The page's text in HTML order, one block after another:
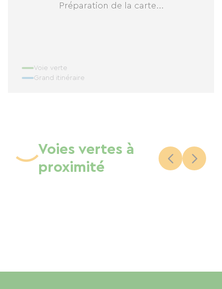
Préparation de la carte...
Voie verte
Grand itinéraire
Voies vertes à
proximité